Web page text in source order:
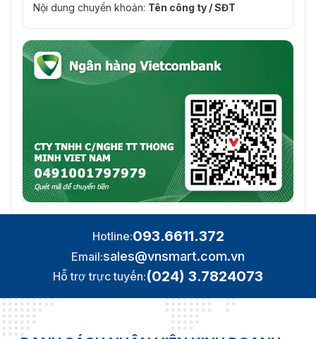
Nội dung chuyển khoản: Tên công ty / SĐT
Hotline:093.6611.372
Email:sales@vnsmart.com.vn
Hỗ trợ trực tuyến:(024) 3.7824073